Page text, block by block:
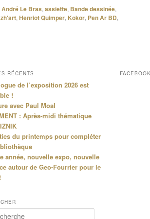
André Le Bras, assiette, Bande dessinée,
, Henriot Quimper, Kokor, Pen Ar BD,
RÉCENTS
de l’exposition 2026 est
!
avec Paul Moal
: Après-midi thématique
du printemps pour compléter
année, nouvelle expo, nouvelle
autour de Geo-Fourrier pour le